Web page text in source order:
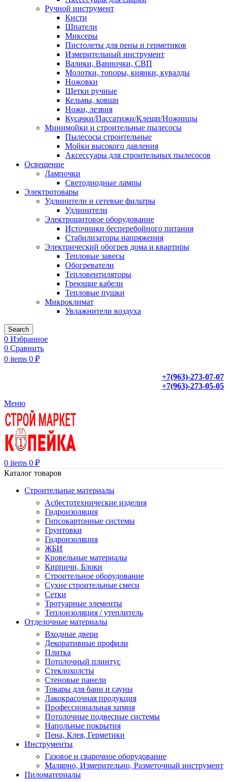
Ручной инструмент
Кисти
Шпатели
Миксеры
Пистолеты для пены и герметиков
Измерительный инструмент
Валики, Ванночки, СВП
Молотки, топоры, киянки, кувалды
Ножовки
Щетки ручные
Кельмы, ковши
Ножи, лезвия
Кусачки/Пассатижи/Клещи/Ножницы
Минимойки и строительные пылесосы
Пылесосы строительные
Мойки высокого давления
Аксессуары для строительных пылесосов
Освещение
Лампочки
Светодиодные лампы
Электротовары
Удлинители и сетевые фильтры
Удлинители
Электрощитовое оборудование
Источники бесперебойного питания
Стабилизаторы напряжения
Электрический обогрев дома и квартиры
Тепловые завесы
Обогреватели
Тепловентиляторы
Греющие кабели
Тепловые пушки
Микроклимат
Увлажнители воздуха
Search
0 Избранное
0 Сравнить
0 items 0 ₽
+7(963)-273-07-07
+7(963)-273-05-05
Меню
0 items 0 ₽
Каталог товаров
Строительные материалы
Асбестотехнические изделия
Гидроизоляция
Гипсокартонные системы
Грунтовки
Гидроизоляция
ЖБИ
Кровельные материалы
Кирпичи, Блоки
Строительное оборудование
Сухие строительные смеси
Сетки
Тротуарные элементы
Теплоизоляция / утеплитель
Отделочные материалы
Входные двери
Декоративные профили
Плитка
Потолочный плинтус
Стеклохолсты
Стеновые панели
Товары для бани и сауны
Лакокрасочная продукция
Профессиональная химия
Потолочные подвесные системы
Напольные покрытия
Пена, Клея, Герметики
Инструменты
Газовое и сварочное оборудование
Малярно, Измерительно, Разметочный инструмент
Пиломатериалы